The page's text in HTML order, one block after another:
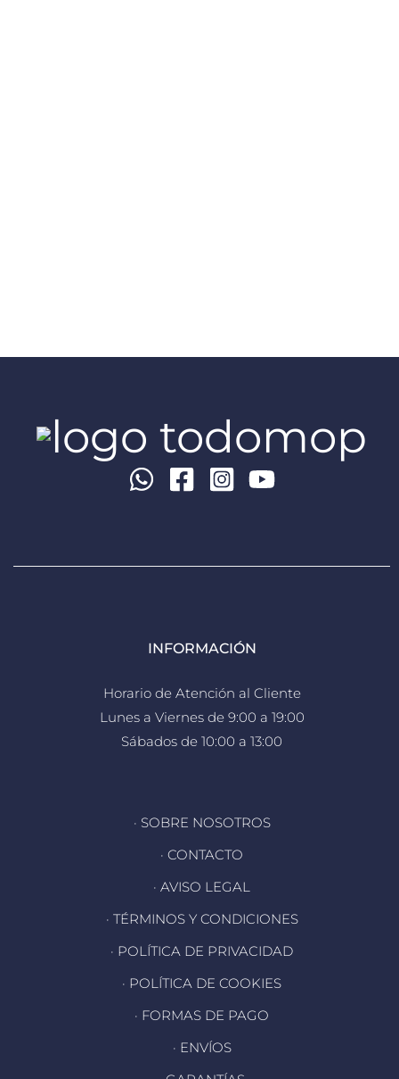
INFORMACIÓN
Horario de Atención al Cliente
Lunes a Viernes de 9:00 a 19:00
Sábados de 10:00 a 13:00
· SOBRE NOSOTROS
· CONTACTO
· AVISO LEGAL
· TÉRMINOS Y CONDICIONES
· POLÍTICA DE PRIVACIDAD
· POLÍTICA DE COOKIES
· FORMAS DE PAGO
· ENVÍOS